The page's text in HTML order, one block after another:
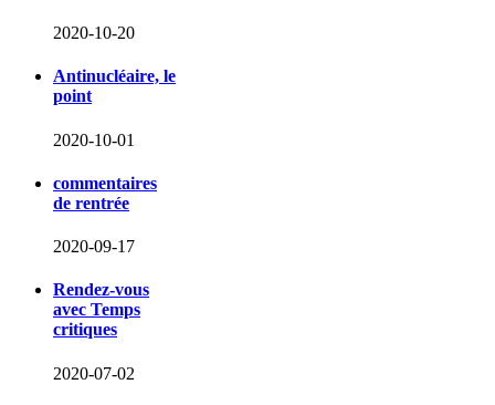
2020-10-20
Antinucléaire, le
point
2020-10-01
commentaires
de rentrée
2020-09-17
Rendez-vous
avec Temps
critiques
2020-07-02